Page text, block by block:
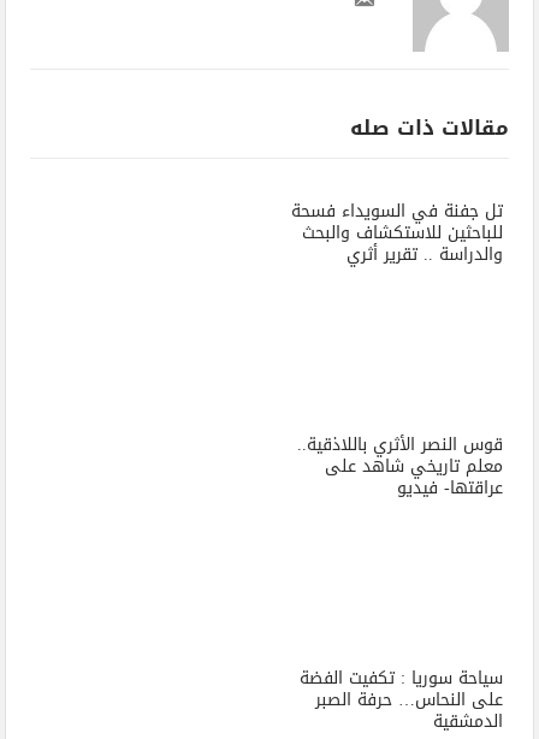
مقالات ذات صله
تل جفنة في السويداء فسحة
للباحثين للاستكشاف والبحث
والدراسة .. تقرير أثري
قوس النصر الأثري باللاذقية..
معلم تاريخي شاهد على
عراقتها- فيديو
سياحة سوريا : تكفيت الفضة
على النحاس… حرفة الصبر
الدمشقية